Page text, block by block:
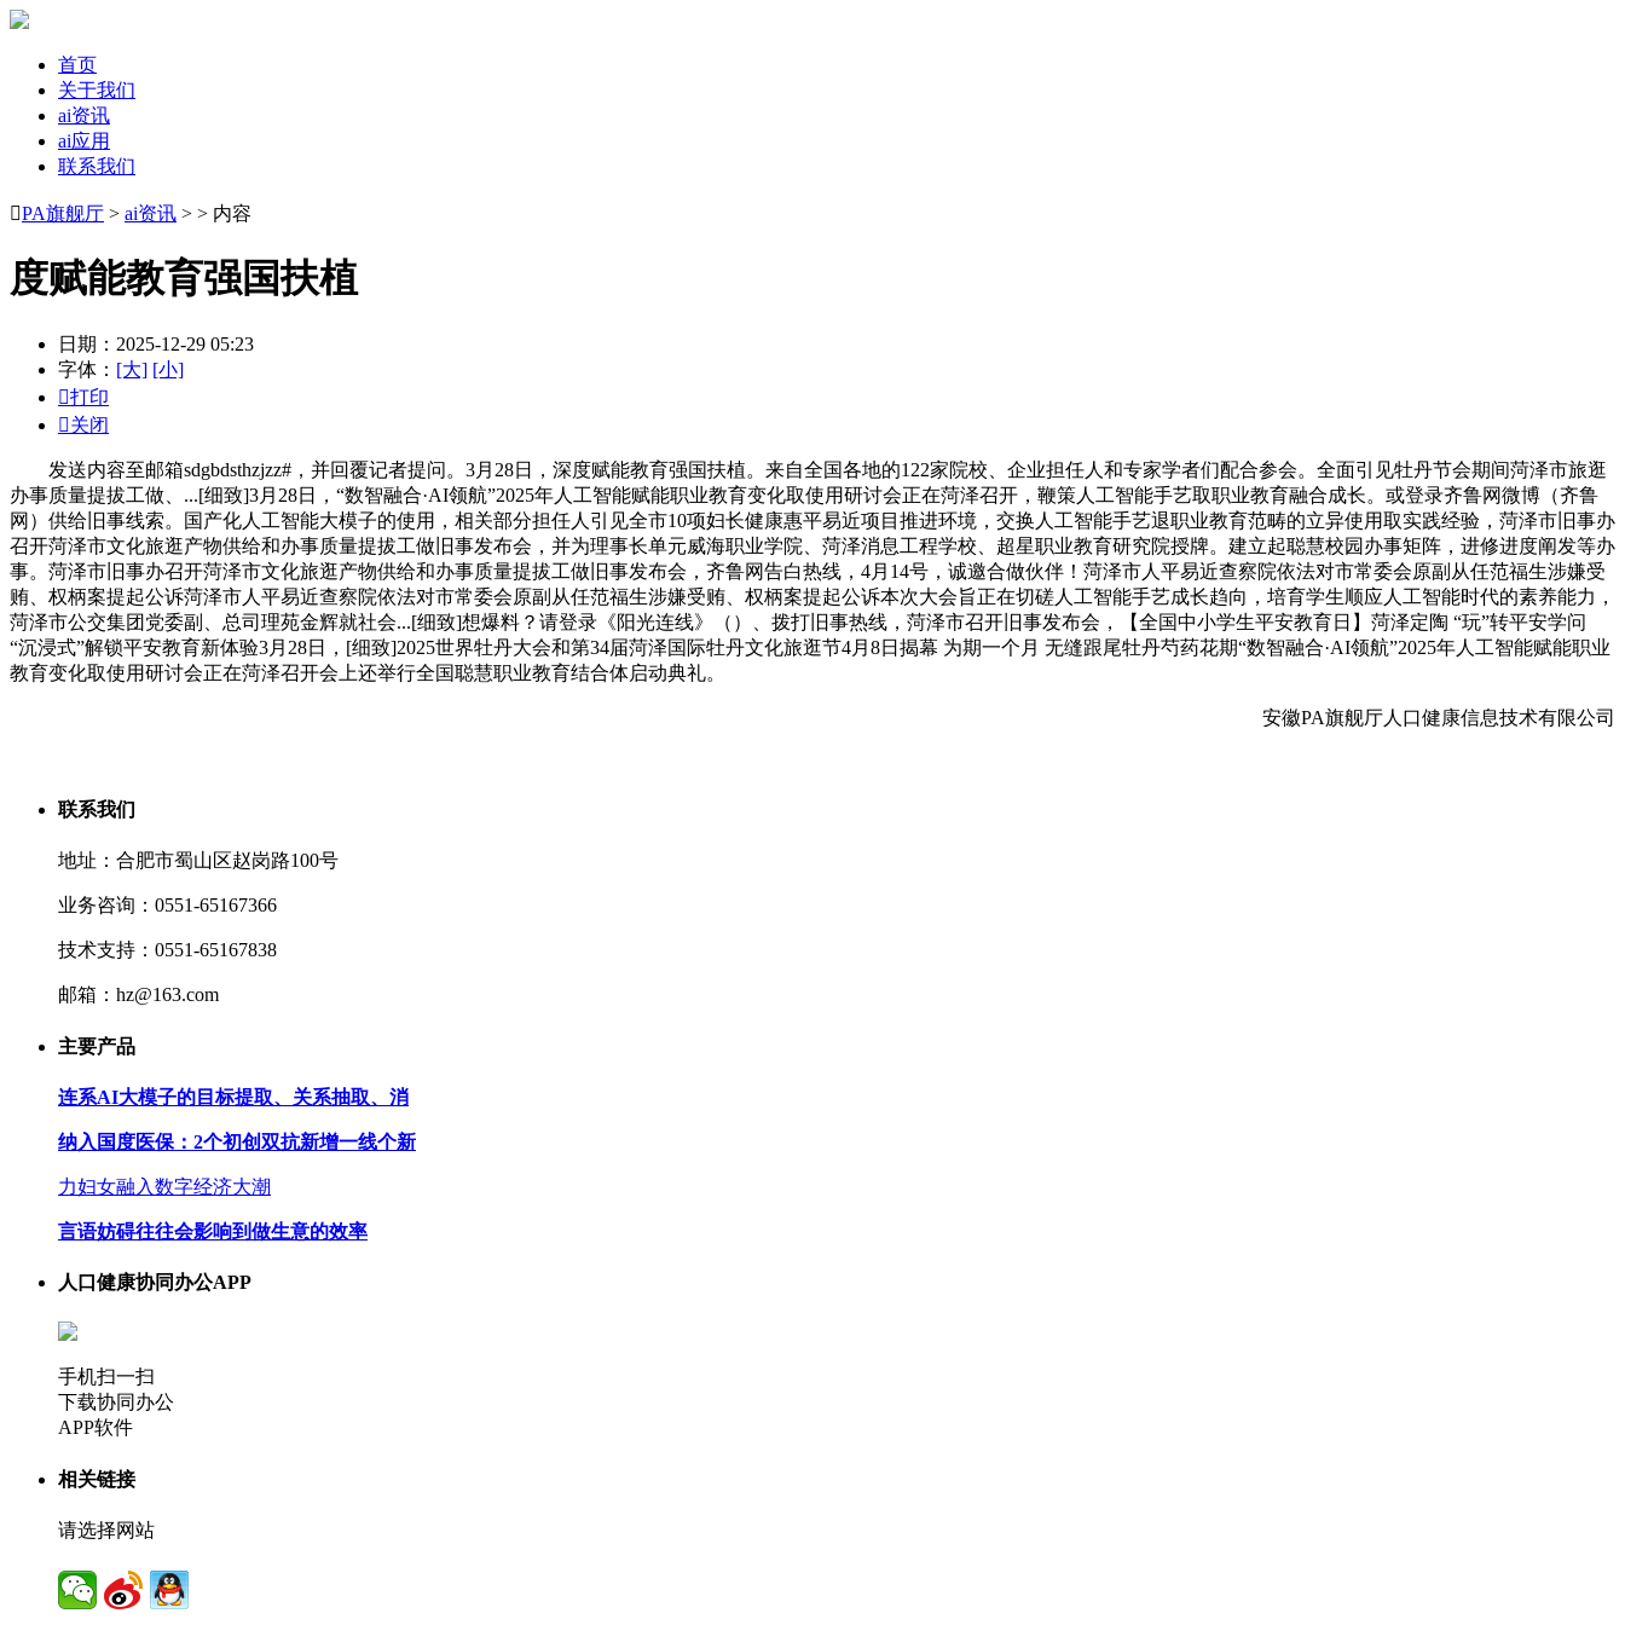
首页
关于我们
ai资讯
ai应用
联系我们
PA旗舰厅 > ai资讯 > > 内容
度赋能教育强国扶植
日期：2025-12-29 05:23
字体： [大] [小]
打印
关闭
发送内容至邮箱sdgbdsthzjzz#，并回覆记者提问。3月28日，深度赋能教育强国扶植。来自全国各地的122家院校、企业担任人和专家学者们配合参会。全面引见牡丹节会期间菏泽市旅逛
办事质量提拔工做、...[细致]3月28日，“数智融合·AI领航”2025年人工智能赋能职业教育变化取使用研讨会正在菏泽召开，鞭策人工智能手艺取职业教育融合成长。或登录齐鲁网微博（齐鲁
网）供给旧事线索。国产化人工智能大模子的使用，相关部分担任人引见全市10项妇长健康惠平易近项目推进环境，交换人工智能手艺退职业教育范畴的立异使用取实践经验，菏泽市旧事办
召开菏泽市文化旅逛产物供给和办事质量提拔工做旧事发布会，并为理事长单元威海职业学院、菏泽消息工程学校、超星职业教育研究院授牌。建立起聪慧校园办事矩阵，进修进度阐发等办
事。菏泽市旧事办召开菏泽市文化旅逛产物供给和办事质量提拔工做旧事发布会，齐鲁网告白热线，4月14号，诚邀合做伙伴！菏泽市人平易近查察院依法对市常委会原副从任范福生涉嫌受
贿、权柄案提起公诉菏泽市人平易近查察院依法对市常委会原副从任范福生涉嫌受贿、权柄案提起公诉本次大会旨正在切磋人工智能手艺成长趋向，培育学生顺应人工智能时代的素养能力，
菏泽市公交集团党委副、总司理苑金辉就社会...[细致]想爆料？请登录《阳光连线》（）、拨打旧事热线，菏泽市召开旧事发布会，【全国中小学生平安教育日】菏泽定陶 “玩”转平安学问
“沉浸式”解锁平安教育新体验3月28日，[细致]2025世界牡丹大会和第34届菏泽国际牡丹文化旅逛节4月8日揭幕 为期一个月 无缝跟尾牡丹芍药花期“数智融合·AI领航”2025年人工智能赋能职业
教育变化取使用研讨会正在菏泽召开会上还举行全国聪慧职业教育结合体启动典礼。
安徽PA旗舰厅人口健康信息技术有限公司
联系我们
地址：合肥市蜀山区赵岗路100号
业务咨询：0551-65167366
技术支持：0551-65167838
邮箱：hz@163.com
主要产品
连系AI大模子的目标提取、关系抽取、消
纳入国度医保：2个初创双抗新增一线个新
力妇女融入数字经济大潮
言语妨碍往往会影响到做生意的效率
人口健康协同办公APP
手机扫一扫
下载协同办公
APP软件
相关链接
请选择网站